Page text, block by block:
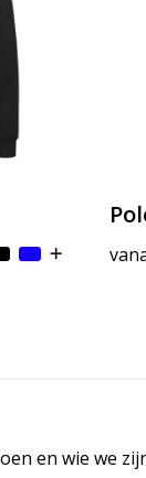
en wie we